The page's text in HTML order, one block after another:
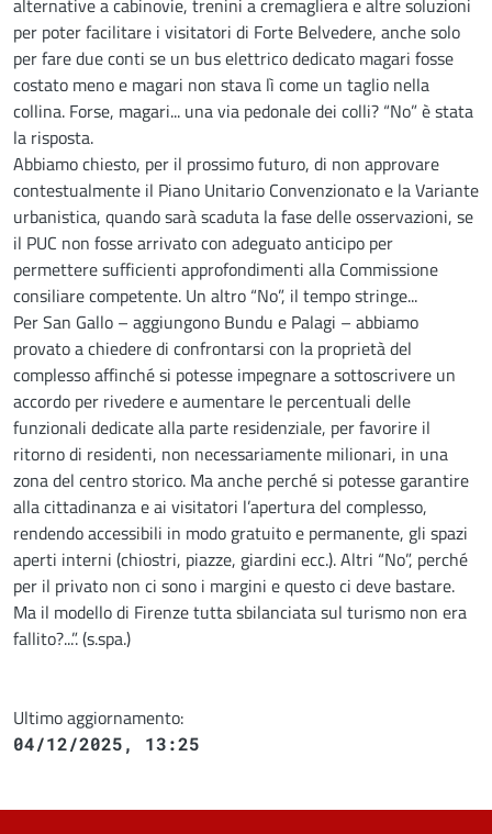
alternative a cabinovie, trenini a cremagliera e altre soluzioni
per poter facilitare i visitatori di Forte Belvedere, anche solo
per fare due conti se un bus elettrico dedicato magari fosse
costato meno e magari non stava lì come un taglio nella
collina. Forse, magari... una via pedonale dei colli? “No” è stata
la risposta.
Abbiamo chiesto, per il prossimo futuro, di non approvare
contestualmente il Piano Unitario Convenzionato e la Variante
urbanistica, quando sarà scaduta la fase delle osservazioni, se
il PUC non fosse arrivato con adeguato anticipo per
permettere sufficienti approfondimenti alla Commissione
consiliare competente. Un altro “No”, il tempo stringe...
Per San Gallo – aggiungono Bundu e Palagi – abbiamo
provato a chiedere di confrontarsi con la proprietà del
complesso affinché si potesse impegnare a sottoscrivere un
accordo per rivedere e aumentare le percentuali delle
funzionali dedicate alla parte residenziale, per favorire il
ritorno di residenti, non necessariamente milionari, in una
zona del centro storico. Ma anche perché si potesse garantire
alla cittadinanza e ai visitatori l’apertura del complesso,
rendendo accessibili in modo gratuito e permanente, gli spazi
aperti interni (chiostri, piazze, giardini ecc.). Altri “No”, perché
per il privato non ci sono i margini e questo ci deve bastare.
Ma il modello di Firenze tutta sbilanciata sul turismo non era
fallito?...”. (s.spa.)
Ultimo aggiornamento:
04/12/2025, 13:25